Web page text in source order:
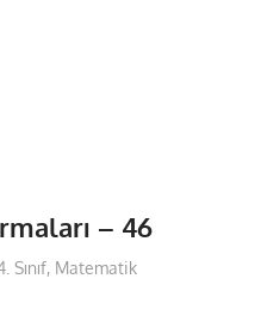
– 46
Sınıf, Matematik